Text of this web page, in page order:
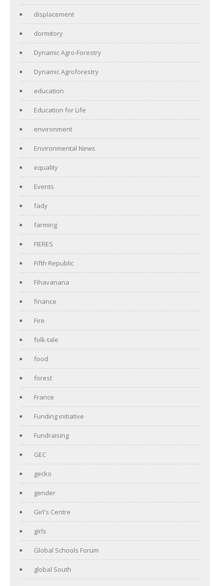
displacement
dormitory
Dynamic Agro-Forestry
Dynamic Agroforestry
education
Education for Life
environment
Environmental News
equality
Events
fady
farming
FIERES
Fifth Republic
Fihavanana
finance
Fire
folk-tale
food
forest
France
Funding initiative
Fundraising
GEC
gecko
gender
Girl's Centre
girls
Global Schools Forum
global South